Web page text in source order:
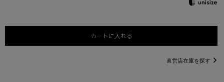
カートに入れる
直営店在庫を探す